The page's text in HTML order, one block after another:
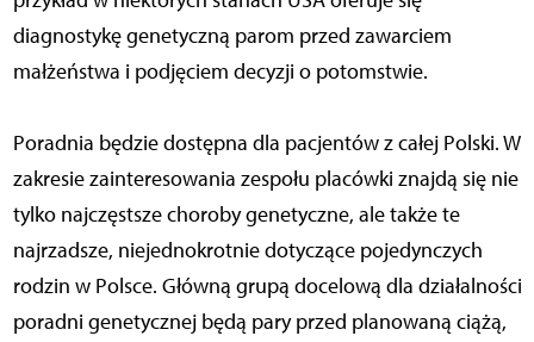
diagnostykę genetyczną parom przed zawarciem
małżeństwa i podjęciem decyzji o potomstwie.
Poradnia będzie dostępna dla pacjentów z całej Polski. W
zakresie zainteresowania zespołu placówki znajdą się nie
tylko najczęstsze choroby genetyczne, ale także te
najrzadsze, niejednokrotnie dotyczące pojedynczych
rodzin w Polsce. Główną grupą docelową dla działalności
poradni genetycznej będą pary przed planowaną ciążą,